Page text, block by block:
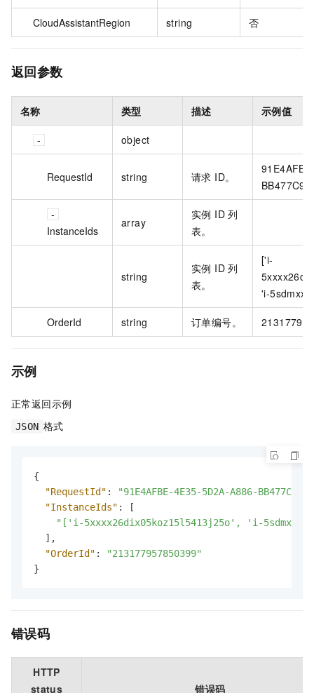
CloudAssistantRegion string 否
返回参数
名称 类型 描述 示例值
object
RequestId string 请求 ID。
InstanceIds
array
实例 ID 列
表。
string
实例 ID 列
表。
['i-
'i-
OrderId string 订单编号。
示例
正常返回示例
JSON 格式
{
"RequestId" :
"91E4AFBE-4E35-5D2A-A886-
"InstanceIds" :
[
"['i-5xxxx26dix05koz15l5413j25o', 'i-
] ,
"OrderId" :
"213177957850399"
}
错误码
HTTP
status
错误码